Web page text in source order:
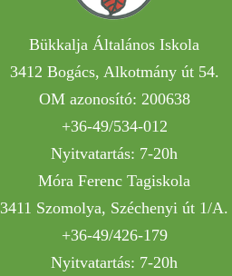
Bükkalja Általános Iskola
3412 Bogács, Alkotmány út 54.
OM azonosító: 200638
+36-49/534-012
Nyitvatartás: 7-20h
Móra Ferenc Tagiskola
3411 Szomolya, Széchenyi út 1/A.
+36-49/426-179
Nyitvatartás: 7-20h